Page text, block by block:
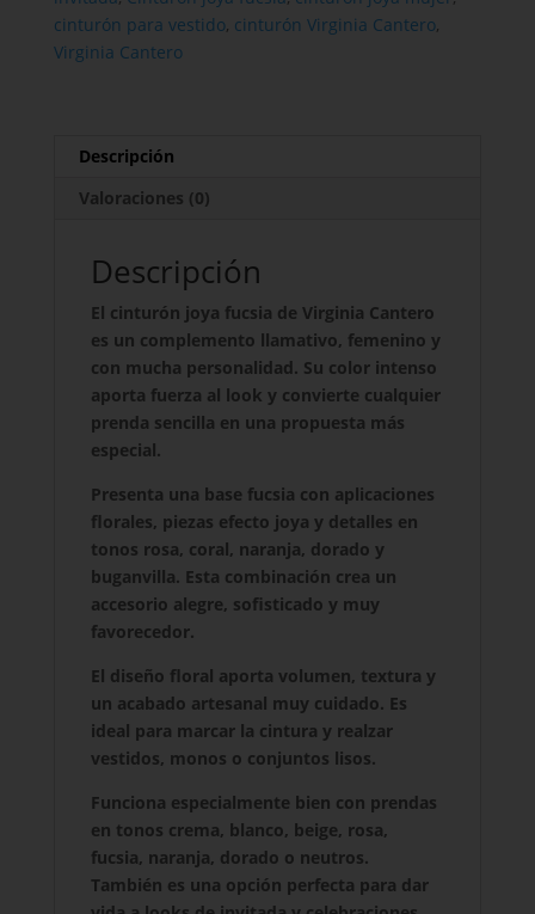
cinturón para vestido, cinturón Virginia Cantero,
Virginia Cantero
Descripción
Valoraciones (0)
Descripción
El cinturón joya fucsia de Virginia Cantero
es un complemento llamativo, femenino y
con mucha personalidad. Su color intenso
aporta fuerza al look y convierte cualquier
prenda sencilla en una propuesta más
especial.
Presenta una base fucsia con aplicaciones
florales, piezas efecto joya y detalles en
tonos rosa, coral, naranja, dorado y
buganvilla. Esta combinación crea un
accesorio alegre, sofisticado y muy
favorecedor.
El diseño floral aporta volumen, textura y
un acabado artesanal muy cuidado. Es
ideal para marcar la cintura y realzar
vestidos, monos o conjuntos lisos.
Funciona especialmente bien con prendas
en tonos crema, blanco, beige, rosa,
fucsia, naranja, dorado o neutros.
También es una opción perfecta para dar